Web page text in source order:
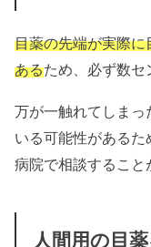
目薬の先端が実際
あるため、必ず数セ
万が一触れてしまっ
いる可能性がある
病院で相談すること
人間用の目